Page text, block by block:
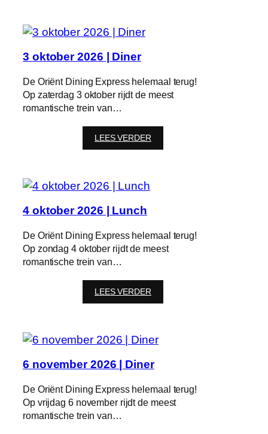
3 oktober 2026 | Diner
De Oriënt Dining Express helemaal terug!
Op zaterdag 3 oktober rijdt de meest
romantische trein van…
LEES VERDER:
3
4 oktober 2026 | Lunch
De Oriënt Dining Express helemaal terug!
Op zondag 4 oktober rijdt de meest
romantische trein van…
LEES VERDER:
4
|
Lunch
6 november 2026 | Diner
De Oriënt Dining Express helemaal terug!
Op vrijdag 6 november rijdt de meest
romantische trein van…